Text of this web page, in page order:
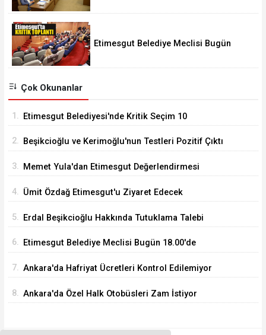
Etimesgut Belediye Meclisi Bugün
Çok Okunanlar
1. Etimesgut Belediyesi'nde Kritik Seçim 10
2. Beşikcioğlu ve Kerimoğlu'nun Testleri Pozitif Çıktı
3. Memet Yula'dan Etimesgut Değerlendirmesi
4. Ümit Özdağ Etimesgut'u Ziyaret Edecek
5. Erdal Beşikcioğlu Hakkında Tutuklama Talebi
6. Etimesgut Belediye Meclisi Bugün 18.00'de
7. Ankara'da Hafriyat Ücretleri Kontrol Edilemiyor
8. Ankara'da Özel Halk Otobüsleri Zam İstiyor